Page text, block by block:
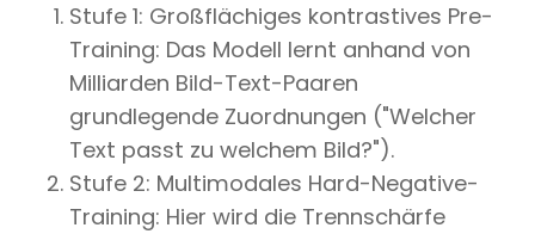
Stufe 1: Großflächiges kontrastives Pre-
Training: Das Modell lernt anhand von
Milliarden Bild-Text-Paaren
grundlegende Zuordnungen ("Welcher
Text passt zu welchem Bild?").
Stufe 2: Multimodales Hard-Negative-
Training: Hier wird die Trennschärfe